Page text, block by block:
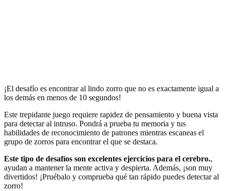
¡El desafío es encontrar al lindo zorro que no es exactamente igual a
los demás en menos de 10 segundos!
Este trepidante juego requiere rapidez de pensamiento y buena vista
para detectar al intruso. Pondrá a prueba tu memoria y tus
habilidades de reconocimiento de patrones mientras escaneas el
grupo de zorros para encontrar el que se destaca.
Este tipo de desafíos son excelentes ejercicios para el cerebro.,
ayudan a mantener la mente activa y despierta. Además, ¡son muy
divertidos! ¡Pruébalo y comprueba qué tan rápido puedes detectar al
zorro!